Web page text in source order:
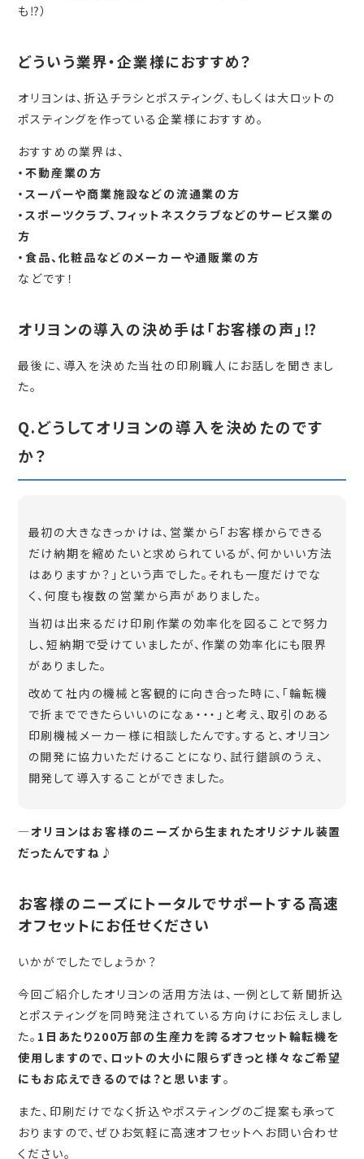
も⁉）
どういう業界・企業様におすすめ？
オリヨンは、折込チラシとポスティング、もしくは大ロットの
ポスティングを作っている企業様におすすめ。
おすすめの業界は、
・不動産業の方
・スーパーや商業施設などの流通業の方
・スポーツクラブ、フィットネスクラブなどのサービス業の
方
・食品、化粧品などのメーカーや通販業の方
などです！
オリヨンの導入の決め手は「お客様の声」⁉
最後に、導入を決めた当社の印刷職人にお話しを聞きまし
た。
Q.どうしてオリヨンの導入を決めたのです
か？
最初の大きなきっかけは、営業から「お客様からできる
だけ納期を縮めたいと求められているが、何かいい方法
はありますか？」という声でした。それも一度だけでな
く、何度も複数の営業から声がありました。
当初は出来るだけ印刷作業の効率化を図ることで努力
し、短納期で受けていましたが、作業の効率化にも限界
がありました。
改めて社内の機械と客観的に向き合った時に、「輪転機
で折までできたらいいのになぁ・・・」と考え、取引のある
印刷機械メーカー様に相談したんです。すると、オリヨン
の開発に協力いただけることになり、試行錯誤のうえ、
開発して導入することができました。
―オリヨンはお客様のニーズから生まれたオリジナル装置
だったんですね♪
お客様のニーズにトータルでサポートする高速
オフセットにお任せください
いかがでしたでしょうか？
今回ご紹介したオリヨンの活用方法は、一例として新聞折込
とポスティングを同時発注されている方向けにお伝えしまし
た。 1日あたり200万部の生産力を誇るオフセット輪転機を
使用しますので、ロットの大小に限らずきっと様々なご希望
にもお応えできるのでは？と思います。
また、印刷だけでなく折込やポスティングのご提案も承って
おりますので、ぜひお気軽に高速オフセットへお問い合わせ
ください。